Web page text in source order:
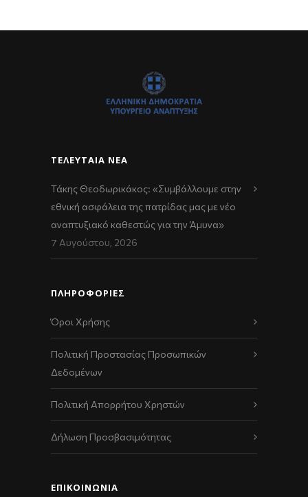
ΤΕΛΕΥΤΑΊΑ ΝΈΑ
Τάκης Θεοδωρικάκος: «Συμβάλλουμε στην
εθνική ασφάλεια της πατρίδας μας με νέο
αναπτυξιακό καθεστώς για την Άμυνα»
7 Αυγούστου, 2026
ΠΛΗΡΟΦΟΡΙΕΣ
Όροι Χρήσης
Πολιτική Προστασίας Προσωπικών
Δεδομένων
Πολιτική Απορρήτου Χρηστών
Δήλωση Προσβασιμότητας
ΕΠΙΚΟΙΝΩΝΊΑ